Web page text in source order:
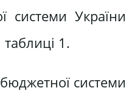
системи України
1.
системи